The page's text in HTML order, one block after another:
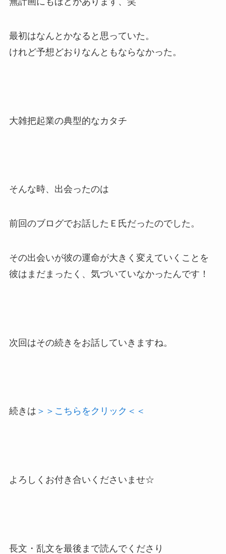
最初はなんとかなると思っていた。
けれど予想どおりなんともならなかった。
大雑把起業の典型的なカタチ
そんな時、出会ったのは
前回のブログでお話したＥ氏だったのでした。
その出会いが彼の運命が大きく変えていくことを
彼はまだまったく、気づいていなかったんです！
次回はその続きをお話していきますね。
続きは ＞＞こちらをクリック＜＜
よろしくお付き合いくださいませ☆
長文・乱文を最後まで読んでくださり